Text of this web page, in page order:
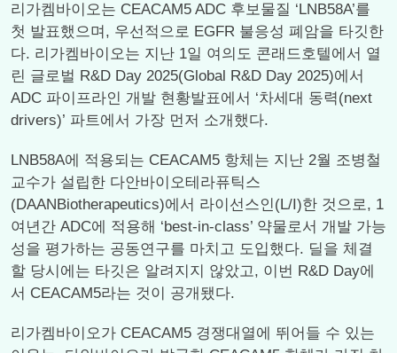
리가켐바이오는 CEACAM5 ADC 후보물질 ‘LNB58A’를
첫 발표했으며, 우선적으로 EGFR 불응성 폐암을 타깃한
다. 리가켐바이오는 지난 1일 여의도 콘래드호텔에서 열
린 글로벌 R&D Day 2025(Global R&D Day 2025)에서
ADC 파이프라인 개발 현황발표에서 ‘차세대 동력(next
drivers)’ 파트에서 가장 먼저 소개했다.
LNB58A에 적용되는 CEACAM5 항체는 지난 2월 조병철
교수가 설립한 다안바이오테라퓨틱스
(DAANBiotherapeutics)에서 라이선스인(L/I)한 것으로, 1
여년간 ADC에 적용해 ‘best-in-class’ 약물로서 개발 가능
성을 평가하는 공동연구를 마치고 도입했다. 딜을 체결
할 당시에는 타깃은 알려지지 않았고, 이번 R&D Day에
서 CEACAM5라는 것이 공개됐다.
리가켐바이오가 CEACAM5 경쟁대열에 뛰어들 수 있는